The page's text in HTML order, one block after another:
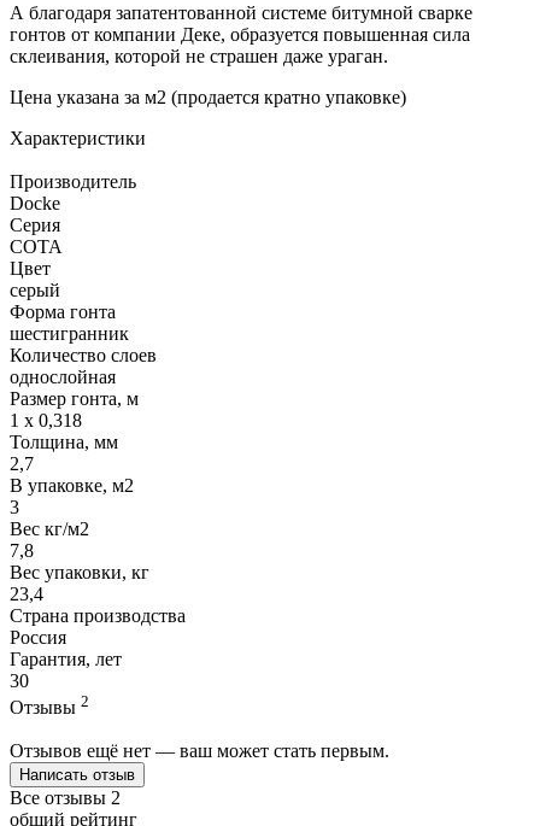
А благодаря запатентованной системе битумной сварке
гонтов от компании Деке, образуется повышенная сила
склеивания, которой не страшен даже ураган.
Цена указана за м2 (продается кратно упаковке)
Характеристики
Производитель
Docke
Серия
СОТА
Цвет
серый
Форма гонта
шестигранник
Количество слоев
однослойная
Размер гонта, м
1 x 0,318
Толщина, мм
2,7
В упаковке, м2
3
Вес кг/м2
7,8
Вес упаковки, кг
23,4
Страна производства
Россия
Гарантия, лет
30
Отзывы 2
Отзывов ещё нет — ваш может стать первым.
Написать отзыв
Все отзывы 2
общий рейтинг